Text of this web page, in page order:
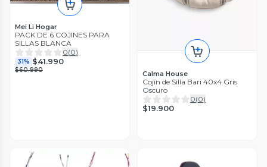
Mei Li Hogar
PACK DE 6 COJINES PARA
SILLAS BLANCA
0(0)
31% $41.990
$60.990 Calma House
Cojín de Silla Bari 40x4 Gris
Oscuro
0(0)
$19.900